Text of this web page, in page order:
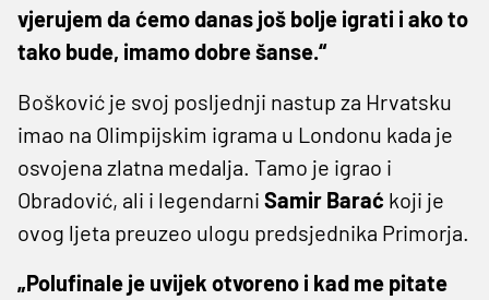
vjerujem da ćemo danas još bolje igrati i ako to
tako bude, imamo dobre šanse.“
Bošković je svoj posljednji nastup za Hrvatsku
imao na Olimpijskim igrama u Londonu kada je
osvojena zlatna medalja. Tamo je igrao i
Obradović, ali i legendarni Samir Barać koji je
ovog ljeta preuzeo ulogu predsjednika Primorja.
„Polufinale je uvijek otvoreno i kad me pitate